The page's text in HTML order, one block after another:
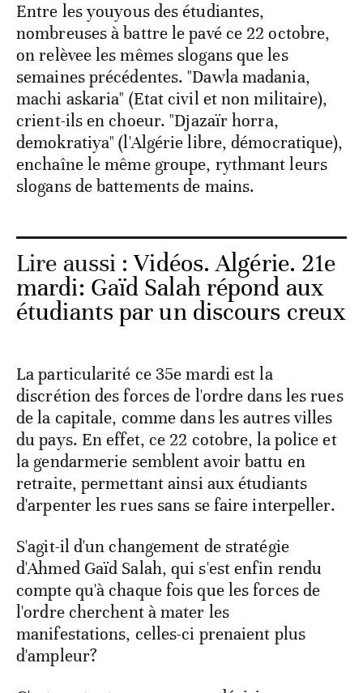
Entre les youyous des étudiantes,
nombreuses à battre le pavé ce 22 octobre,
on relèvee les mêmes slogans que les
semaines précédentes. "Dawla madania,
machi askaria" (Etat civil et non militaire),
crient-ils en choeur. "Djazaïr horra,
demokratiya" (l'Algérie libre, démocratique),
enchaîne le même groupe, rythmant leurs
slogans de battements de mains.
Lire aussi :Vidéos. Algérie. 21e
mardi: Gaïd Salah répond aux
étudiants par un discours creux
La particularité ce 35e mardi est la
discrétion des forces de l'ordre dans les rues
de la capitale, comme dans les autres villes
du pays. En effet, ce 22 cotobre, la police et
la gendarmerie semblent avoir battu en
retraite, permettant ainsi aux étudiants
d'arpenter les rues sans se faire interpeller.
S'agit-il d'un changement de stratégie
d'Ahmed Gaïd Salah, qui s'est enfin rendu
compte qu'à chaque fois que les forces de
l'ordre cherchent à mater les
manifestations, celles-ci prenaient plus
d'ampleur?